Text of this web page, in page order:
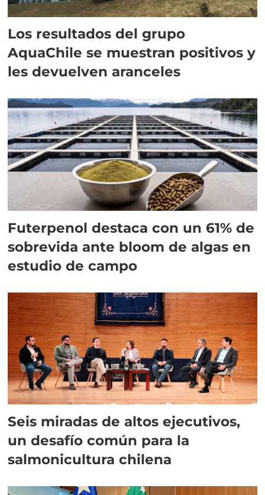
Los resultados del grupo
AquaChile se muestran positivos y
les devuelven aranceles
Futerpenol destaca con un 61% de
sobrevida ante bloom de algas en
estudio de campo
Seis miradas de altos ejecutivos,
un desafío común para la
salmonicultura chilena